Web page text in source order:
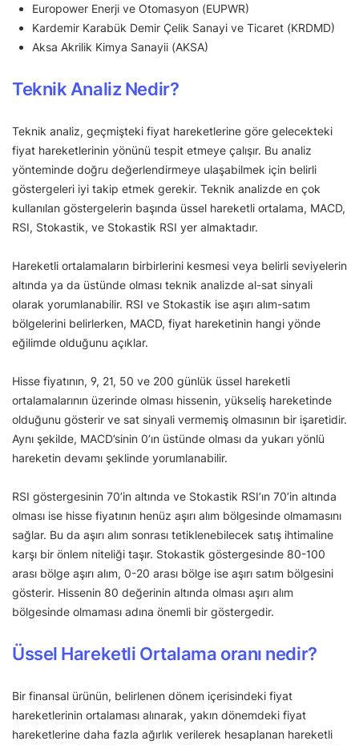
Europower Enerji ve Otomasyon (EUPWR)
Kardemir Karabük Demir Çelik Sanayi ve Ticaret (KRDMD)
Aksa Akrilik Kimya Sanayii (AKSA)
Teknik Analiz Nedir?
Teknik analiz, geçmişteki fiyat hareketlerine göre gelecekteki
fiyat hareketlerinin yönünü tespit etmeye çalışır. Bu analiz
yönteminde doğru değerlendirmeye ulaşabilmek için belirli
göstergeleri iyi takip etmek gerekir. Teknik analizde en çok
kullanılan göstergelerin başında üssel hareketli ortalama, MACD,
RSI, Stokastik, ve Stokastik RSI yer almaktadır.
Hareketli ortalamaların birbirlerini kesmesi veya belirli seviyelerin
altında ya da üstünde olması teknik analizde al-sat sinyali
olarak yorumlanabilir. RSI ve Stokastik ise aşırı alım-satım
bölgelerini belirlerken, MACD, fiyat hareketinin hangi yönde
eğilimde olduğunu açıklar.
Hisse fiyatının, 9, 21, 50 ve 200 günlük üssel hareketli
ortalamalarının üzerinde olması hissenin, yükseliş hareketinde
olduğunu gösterir ve sat sinyali vermemiş olmasının bir işaretidir.
Aynı şekilde, MACD’sinin 0’ın üstünde olması da yukarı yönlü
hareketin devamı şeklinde yorumlanabilir.
RSI göstergesinin 70’in altında ve Stokastik RSI’ın 70’in altında
olması ise hisse fiyatının henüz aşırı alım bölgesinde olmamasını
sağlar. Bu da aşırı alım sonrası tetiklenebilecek satış ihtimaline
karşı bir önlem niteliği taşır. Stokastik göstergesinde 80-100
arası bölge aşırı alım, 0-20 arası bölge ise aşırı satım bölgesini
gösterir. Hissenin 80 değerinin altında olması aşırı alım
bölgesinde olmaması adına önemli bir göstergedir.
Üssel Hareketli Ortalama oranı nedir?
Bir finansal ürünün, belirlenen dönem içerisindeki fiyat
hareketlerinin ortalaması alınarak, yakın dönemdeki fiyat
hareketlerine daha fazla ağırlık verilerek hesaplanan hareketli